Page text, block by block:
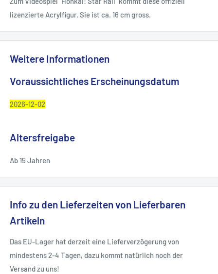
lizenzierte Acrylfigur. Sie ist ca. 16 cm gross.
Weitere Informationen
Voraussichtliches Erscheinungsdatum
2026-12-02
Altersfreigabe
Ab 15 Jahren
Info zu den Lieferzeiten von Lieferbaren
Artikeln
Das EU-Lager hat derzeit eine Lieferverzögerung von
mindestens 2-4 Tagen, dazu kommt natürlich noch der
Versand zu uns!